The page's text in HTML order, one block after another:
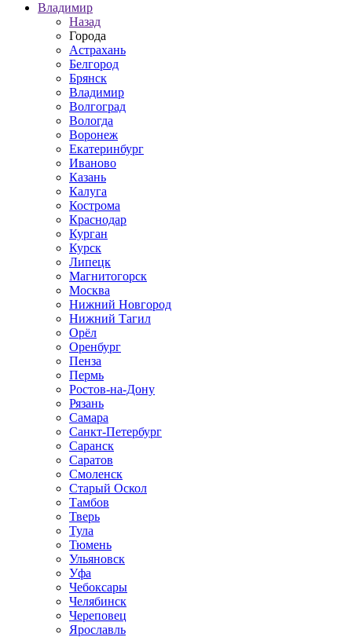
Владимир
Назад
Города
Астрахань
Белгород
Брянск
Владимир
Волгоград
Вологда
Воронеж
Екатеринбург
Иваново
Казань
Калуга
Кострома
Краснодар
Курган
Курск
Липецк
Магнитогорск
Москва
Нижний Новгород
Нижний Тагил
Орёл
Оренбург
Пенза
Пермь
Ростов‑на‑Дону
Рязань
Самара
Санкт‑Петербург
Саранск
Саратов
Смоленск
Старый Оскол
Тамбов
Тверь
Тула
Тюмень
Ульяновск
Уфа
Чебоксары
Челябинск
Череповец
Ярославль